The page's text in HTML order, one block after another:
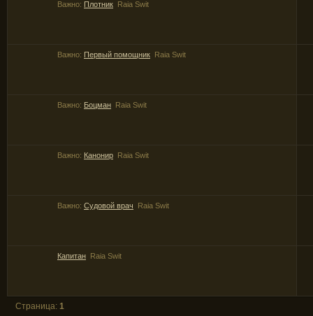
Важно: Плотник Raia Swit
Важно: Первый помощник Raia Swit
Важно: Боцман Raia Swit
Важно: Канонир Raia Swit
Важно: Судовой врач Raia Swit
Капитан Raia Swit
Страница: 1